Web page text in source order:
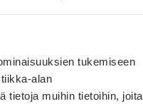
tukemiseen
alan
tietoja muihin tietoihin, joita